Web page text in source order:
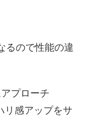
るので性能の違
プローチ
リ感アップをサ